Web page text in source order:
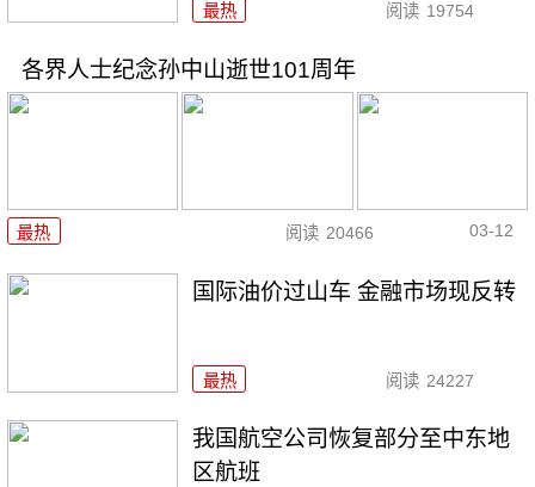
最热 阅读 19754
各界人士纪念孙中山逝世101周年
最热 阅读 20466 03-12
国际油价过山车 金融市场现反转
最热 阅读 24227
我国航空公司恢复部分至中东地
区航班